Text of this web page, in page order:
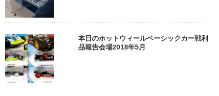
本日のホットウィールベーシックカー戦利
品報告会場2018年5月